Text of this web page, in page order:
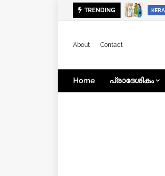
TRENDING
About Contact
Home പ്രാദേശികം